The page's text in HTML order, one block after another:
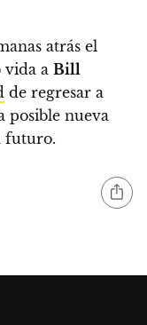
atrás el
vida a Bill
de regresar a
posible nueva
futuro.